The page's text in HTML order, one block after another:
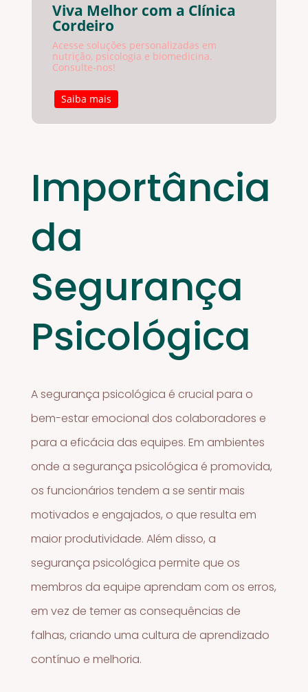
Viva Melhor com a Clínica
Cordeiro
Acesse soluções personalizadas em
nutrição, psicologia e biomedicina.
Consulte-nos!
Saiba mais
Importância
da
Segurança
Psicológica
A segurança psicológica é crucial para o
bem-estar emocional dos colaboradores e
para a eficácia das equipes. Em ambientes
onde a segurança psicológica é promovida,
os funcionários tendem a se sentir mais
motivados e engajados, o que resulta em
maior produtividade. Além disso, a
segurança psicológica permite que os
membros da equipe aprendam com os erros,
em vez de temer as consequências de
falhas, criando uma cultura de aprendizado
contínuo e melhoria.